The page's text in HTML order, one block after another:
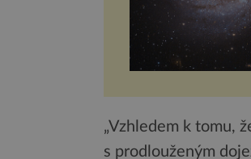
„Vzhledem k tomu,
s prodlouženým